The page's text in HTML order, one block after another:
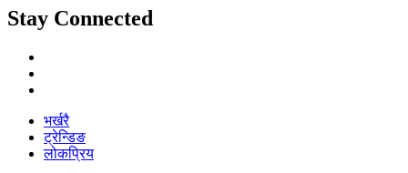
Stay Connected
भर्खरै
ट्रेन्डिङ
लोकप्रिय